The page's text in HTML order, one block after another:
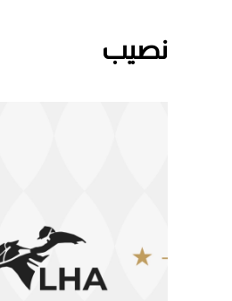
نصيب